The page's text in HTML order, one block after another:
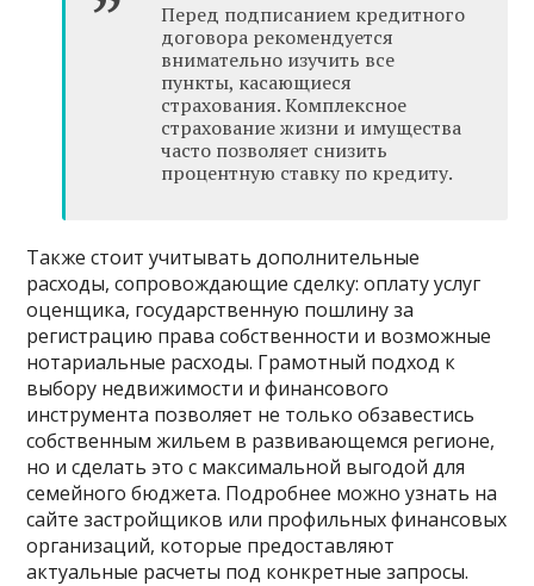
Перед подписанием кредитного
договора рекомендуется
внимательно изучить все
пункты, касающиеся
страхования. Комплексное
страхование жизни и имущества
часто позволяет снизить
процентную ставку по кредиту.
Также стоит учитывать дополнительные
расходы, сопровождающие сделку: оплату услуг
оценщика, государственную пошлину за
регистрацию права собственности и возможные
нотариальные расходы. Грамотный подход к
выбору недвижимости и финансового
инструмента позволяет не только обзавестись
собственным жильем в развивающемся регионе,
но и сделать это с максимальной выгодой для
семейного бюджета. Подробнее можно узнать на
сайте застройщиков или профильных финансовых
организаций, которые предоставляют
актуальные расчеты под конкретные запросы.